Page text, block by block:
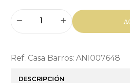
Ref. Casa Barros: ANI007648
DESCRIPCIÓN